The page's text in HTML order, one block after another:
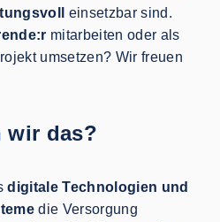
einsetzbar sind.
mitarbeiten oder als
umsetzen? Wir freuen
wir das?
digitale Technologien und
die Versorgung